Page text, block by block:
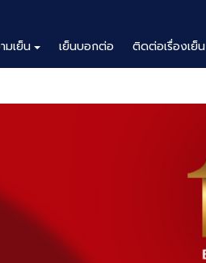
มเย็น เย็นบอกต่อ ติดต่อเรื่องเย็น